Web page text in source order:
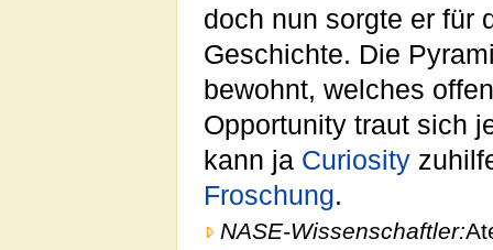
doch nun sorgte er für
Geschichte. Die
bewohnt, welches
Opportunity traut sich
kann ja Curiosity
Froschung.
NASE-Wissenschaftler: